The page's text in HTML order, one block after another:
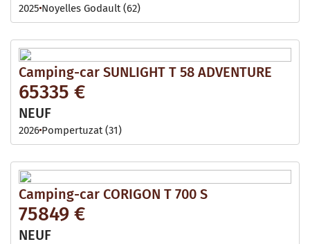
2025 Noyelles Godault (62)
Camping-car SUNLIGHT T 58 ADVENTURE
65335 €
NEUF
2026 Pompertuzat (31)
Camping-car CORIGON T 700 S
75849 €
NEUF